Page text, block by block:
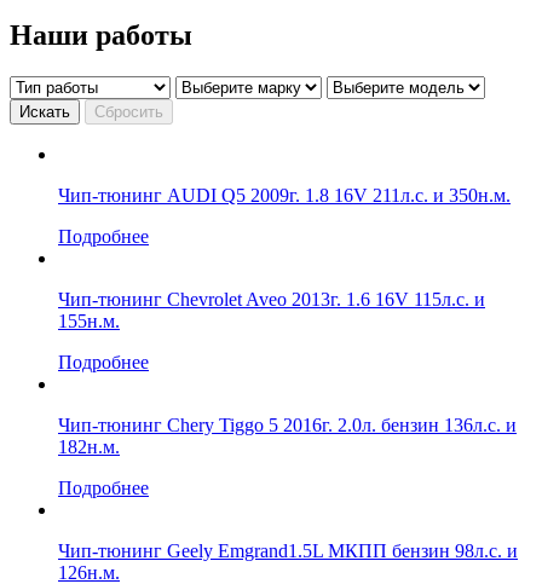
Наши работы
Искать Сбросить
Чип-тюнинг AUDI Q5 2009г. 1.8 16V 211л.с. и 350н.м.
Подробнее
Чип-тюнинг Chevrolet Aveo 2013г. 1.6 16V 115л.с. и
155н.м.
Подробнее
Чип-тюнинг Chery Tiggo 5 2016г. 2.0л. бензин 136л.с. и
182н.м.
Подробнее
Чип-тюнинг Geely Emgrand1.5L МКПП бензин 98л.с. и
126н.м.